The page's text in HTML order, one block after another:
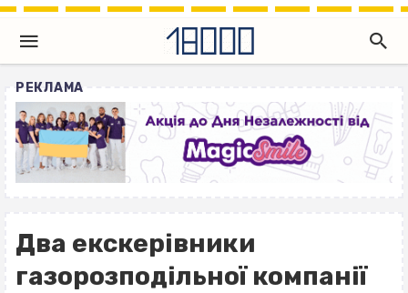
РЕКЛАМА
Два екскерівники
газорозподільної компанії